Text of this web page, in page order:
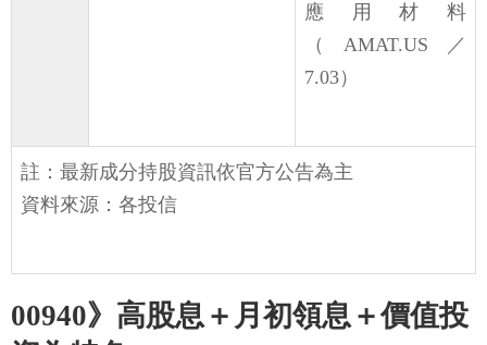
應用材料
（AMAT.US／
7.03）
註：最新成分持股資訊依官方公告為主
資料來源：各投信
00940》高股息＋月初領息＋價值投